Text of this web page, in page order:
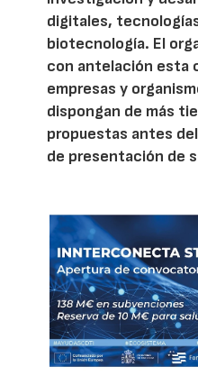
digitales,
biotecnología. El
con antelación esta
empresas y
dispongan de más
propuestas antes
de presentación de